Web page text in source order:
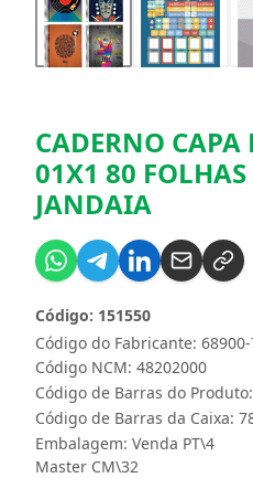
CADERNO CAPA
01X1 80
JANDAIA
Código do Fabricante:
Código: 151550
Código NCM: 48202000
Código de Barras do
Código de Barras da Caixa:
Embalagem: Venda PT\4
Master CM\32